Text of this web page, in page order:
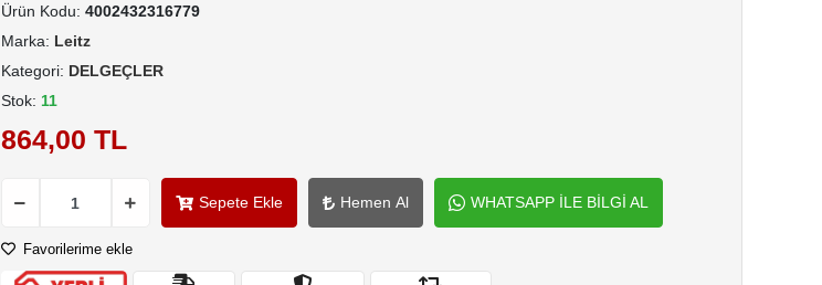
Ürün Kodu: 4002432316779
Marka: Leitz
Kategori: DELGEÇLER
Stok: 11
864,00 TL
Sepete Ekle Hemen Al WHATSAPP İLE BİLGİ AL
Favorilerime ekle